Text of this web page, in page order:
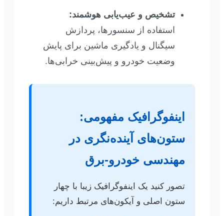
تشخیص و عیب‌یابی هوشمند:
استفاده از سنسورها، پردازش
سیگنال و یادگیری ماشین برای پایش
وضعیت خودرو و پیش‌بینی خرابی‌ها.
اینفوگرافیک مفهومی:
ستون‌های آینده‌نگری در
مهندسی خودرو-برق
تصور کنید یک اینفوگرافیک زیبا با چهار
ستون اصلی و آیکون‌های مرتبط داریم: